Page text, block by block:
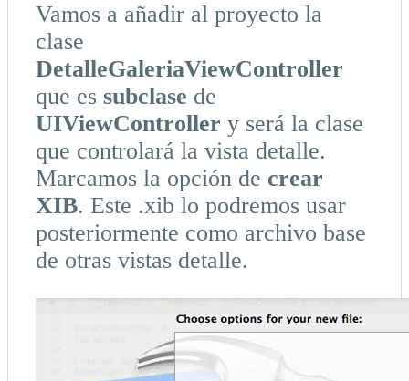
Vamos a añadir al proyecto la
clase
DetalleGaleriaViewController
que es subclase de
UIViewController y será la clase
que controlará la vista detalle.
Marcamos la opción de crear
XIB. Este .xib lo podremos usar
posteriormente como archivo base
de otras vistas detalle.